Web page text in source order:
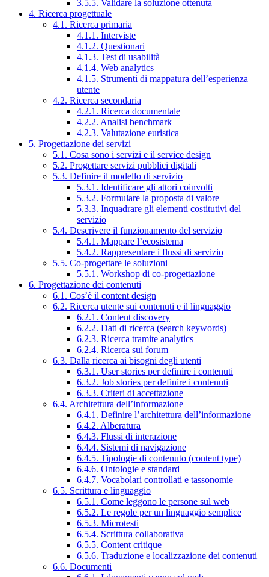
3.5.5. Validare la soluzione ottenuta
4. Ricerca progettuale
4.1. Ricerca primaria
4.1.1. Interviste
4.1.2. Questionari
4.1.3. Test di usabilità
4.1.4. Web analytics
4.1.5. Strumenti di mappatura dell’esperienza
utente
4.2. Ricerca secondaria
4.2.1. Ricerca documentale
4.2.2. Analisi benchmark
4.2.3. Valutazione euristica
5. Progettazione dei servizi
5.1. Cosa sono i servizi e il service design
5.2. Progettare servizi pubblici digitali
5.3. Definire il modello di servizio
5.3.1. Identificare gli attori coinvolti
5.3.2. Formulare la proposta di valore
5.3.3. Inquadrare gli elementi costitutivi del
servizio
5.4. Descrivere il funzionamento del servizio
5.4.1. Mappare l’ecosistema
5.4.2. Rappresentare i flussi di servizio
5.5. Co-progettare le soluzioni
5.5.1. Workshop di co-progettazione
6. Progettazione dei contenuti
6.1. Cos’è il content design
6.2. Ricerca utente sui contenuti e il linguaggio
6.2.1. Content discovery
6.2.2. Dati di ricerca (search keywords)
6.2.3. Ricerca tramite analytics
6.2.4. Ricerca sui forum
6.3. Dalla ricerca ai bisogni degli utenti
6.3.1. User stories per definire i contenuti
6.3.2. Job stories per definire i contenuti
6.3.3. Criteri di accettazione
6.4. Architettura dell’informazione
6.4.1. Definire l’architettura dell’informazione
6.4.2. Alberatura
6.4.3. Flussi di interazione
6.4.4. Sistemi di navigazione
6.4.5. Tipologie di contenuto (content type)
6.4.6. Ontologie e standard
6.4.7. Vocabolari controllati e tassonomie
6.5. Scrittura e linguaggio
6.5.1. Come leggono le persone sul web
6.5.2. Le regole per un linguaggio semplice
6.5.3. Microtesti
6.5.4. Scrittura collaborativa
6.5.5. Content critique
6.5.6. Traduzione e localizzazione dei contenuti
6.6. Documenti